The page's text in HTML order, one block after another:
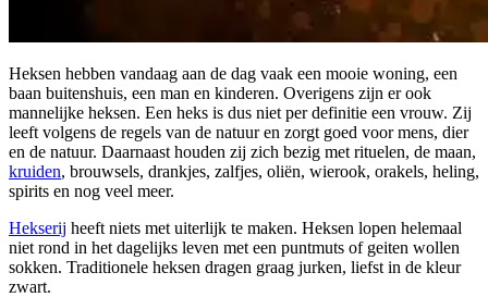
Heksen hebben vandaag aan de dag vaak een mooie woning, een
baan buitenshuis, een man en kinderen. Overigens zijn er ook
mannelijke heksen. Een heks is dus niet per definitie een vrouw. Zij
leeft volgens de regels van de natuur en zorgt goed voor mens, dier
en de natuur. Daarnaast houden zij zich bezig met rituelen, de maan,
kruiden, brouwsels, drankjes, zalfjes, oliën, wierook, orakels, heling,
spirits en nog veel meer.
Hekserij heeft niets met uiterlijk te maken. Heksen lopen helemaal
niet rond in het dagelijks leven met een puntmuts of geiten wollen
sokken. Traditionele heksen dragen graag jurken, liefst in de kleur
zwart.